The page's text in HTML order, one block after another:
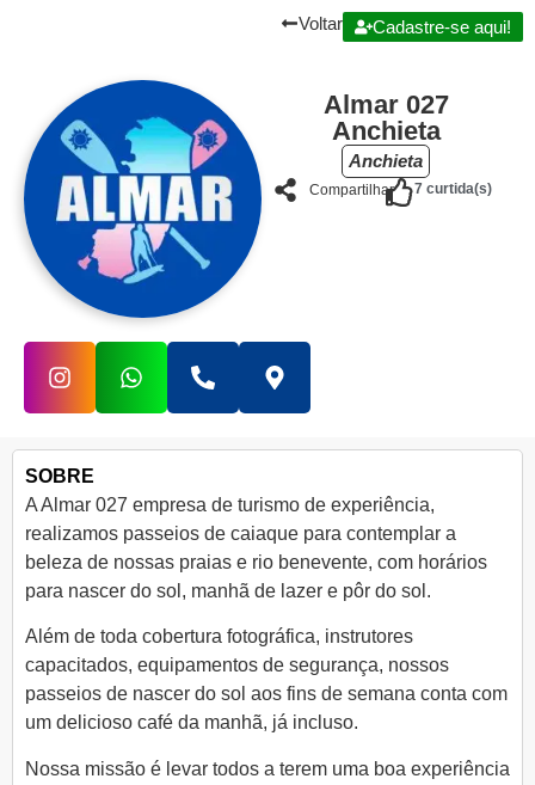
Cadastre-se aqui!
Voltar
Almar 027
Anchieta
Anchieta
Compartilhar 7 curtida(s)
SOBRE
A Almar 027 empresa de turismo de experiência,
realizamos passeios de caiaque para contemplar a
beleza de nossas praias e rio benevente, com horários
para nascer do sol, manhã de lazer e pôr do sol.
Além de toda cobertura fotográfica, instrutores
capacitados, equipamentos de segurança, nossos
passeios de nascer do sol aos fins de semana conta com
um delicioso café da manhã, já incluso.
Nossa missão é levar todos a terem uma boa experiência